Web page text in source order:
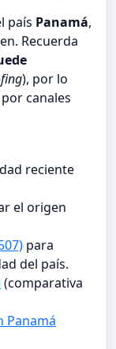
país Panamá,
Recuerda
), por lo
canales
reciente
el origen
para
del país.
(comparativa
Panamá